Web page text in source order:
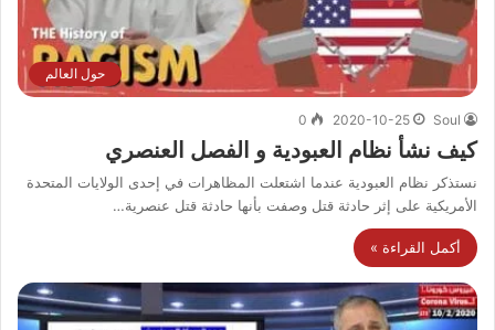
حول العالم
Soul
2020-10-25
0
كيف نشأ نظام العبودية و الفصل العنصري
نستذكر نظام العبودية عندما اشتعلت المظاهرات في إحدى الولايات المتحدة
الأمريكية على إثر حادثة قتل وصفت بأنها حادثة قتل عنصرية…
أكمل القراءة »